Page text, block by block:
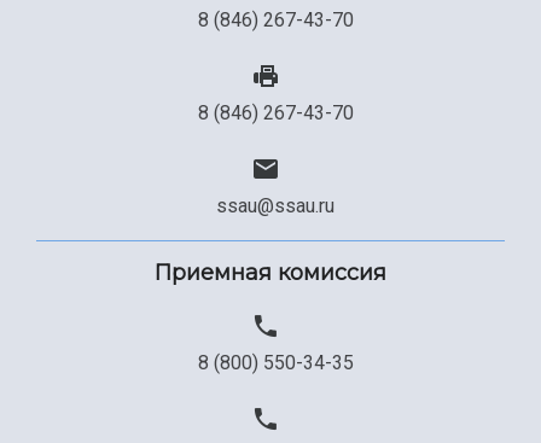
8 (846) 267-43-70
8 (846) 267-43-70
ssau@ssau.ru
Приемная комиссия
8 (800) 550-34-35